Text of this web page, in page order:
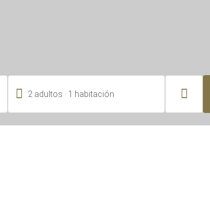
 2 adultos 1 habitación 